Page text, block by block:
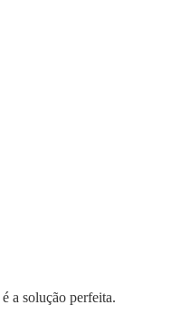
é a solução perfeita.